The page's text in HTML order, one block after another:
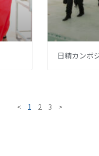
日精カンボ
< 1 2 3 >